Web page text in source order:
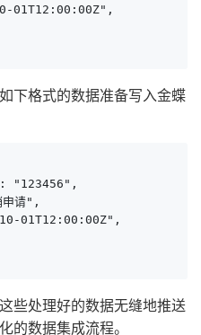
01T12:00:00Z",
下格式的数据准备写入金蝶
"123456",
请",
01T12:00:00Z",
些处理好的数据无缝地推送
的数据集成流程。